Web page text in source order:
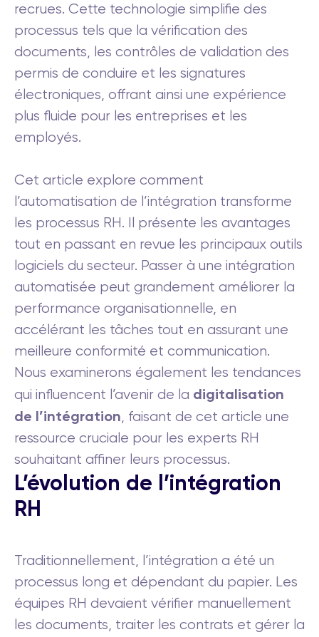
recrues. Cette technologie simplifie des
processus tels que la vérification des
documents, les contrôles de validation des
permis de conduire et les signatures
électroniques, offrant ainsi une expérience
plus fluide pour les entreprises et les
employés.
Cet article explore comment
l’automatisation de l’intégration transforme
les processus RH. Il présente les avantages
tout en passant en revue les principaux outils
logiciels du secteur. Passer à une intégration
automatisée peut grandement améliorer la
performance organisationnelle, en
accélérant les tâches tout en assurant une
meilleure conformité et communication.
Nous examinerons également les tendances
qui influencent l’avenir de la digitalisation
de l’intégration, faisant de cet article une
ressource cruciale pour les experts RH
souhaitant affiner leurs processus.
L’évolution de l’intégration
RH
Traditionnellement, l’intégration a été un
processus long et dépendant du papier. Les
équipes RH devaient vérifier manuellement
les documents, traiter les contrats et gérer la